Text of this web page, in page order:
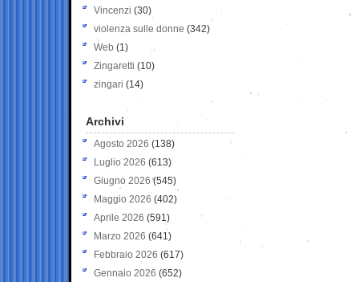
Vincenzi (30)
violenza sulle donne (342)
Web (1)
Zingaretti (10)
zingari (14)
Archivi
Agosto 2026 (138)
Luglio 2026 (613)
Giugno 2026 (545)
Maggio 2026 (402)
Aprile 2026 (591)
Marzo 2026 (641)
Febbraio 2026 (617)
Gennaio 2026 (652)